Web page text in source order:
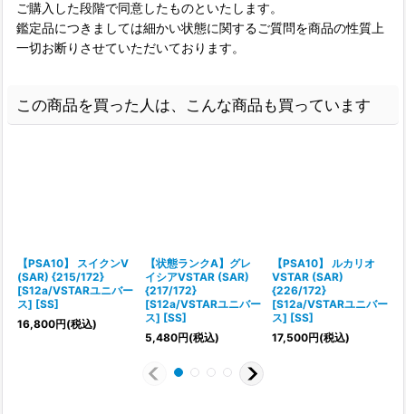
ご購入した段階で同意したものといたします。
鑑定品につきましては細かい状態に関するご質問を商品の性質上
一切お断りさせていただいております。
この商品を買った人は、こんな商品も買っています
【PSA10】 スイクンV
(SAR) {215/172}
[S12a/VSTARユニバー
ス] [SS]
16,800円(税込)
【状態ランクA】グレ
イシアVSTAR (SAR)
{217/172}
[S12a/VSTARユニバー
ス] [SS]
5,480円(税込)
【PSA10】 ルカリオ
VSTAR (SAR)
{226/172}
[S12a/VSTARユニバー
ス] [SS]
17,500円(税込)